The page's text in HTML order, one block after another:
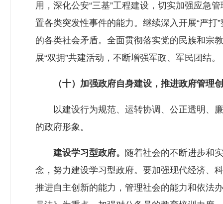
用，深化公安“三基”工程建设，切实加强应急
置各类突发性事件的能力。继续深入开展“严打
的各类社会矛盾。全面贯彻落实党的民族和宗
展“双拥”共建活动，不断增强军政、军民团结。
（十）加强政府自身建设，推进政府管理
以建设行为规范、运转协调、公正透明、廉
的政府形象。
建设学习型政府。 随着社会的不断进步和
念，努力建设学习型政府。要加强现代经济、
推进自主创新的能力，管理社会的能力和依法